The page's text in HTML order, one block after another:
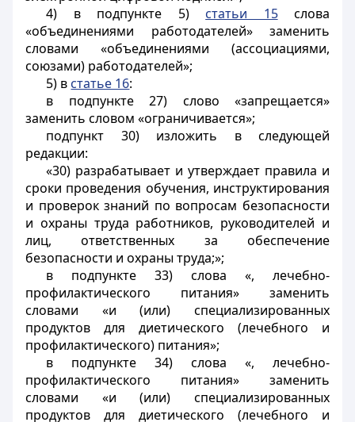
4) в подпункте 5) статьи 15слова
«объединениями работодателей» заменить
словами «объединениями (ассоциациями,
союзами) работодателей»;
5) в статье 16:
в подпункте 27) слово «запрещается»
заменить словом «ограничивается»;
подпункт 30) изложить в следующей
редакции:
«30) разрабатывает и утверждает правила и
сроки проведения обучения, инструктирования
и проверок знаний по вопросам безопасности
и охраны труда работников, руководителей и
лиц, ответственных за обеспечение
безопасности и охраны труда;»;
в подпункте 33) слова «, лечебно-
профилактического питания» заменить
словами «и (или) специализированных
продуктов для диетического (лечебного и
профилактического) питания»;
в подпункте 34) слова «, лечебно-
профилактического питания» заменить
словами «и (или) специализированных
продуктов для диетического (лечебного и